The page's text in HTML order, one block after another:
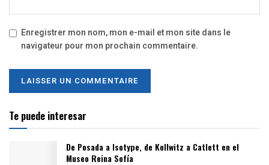
Enregistrer mon nom, mon e-mail et mon site dans le
navigateur pour mon prochain commentaire.
Te puede interesar
De Posada a Isotype, de Kollwitz a Catlett en el
Museo Reina Sofía